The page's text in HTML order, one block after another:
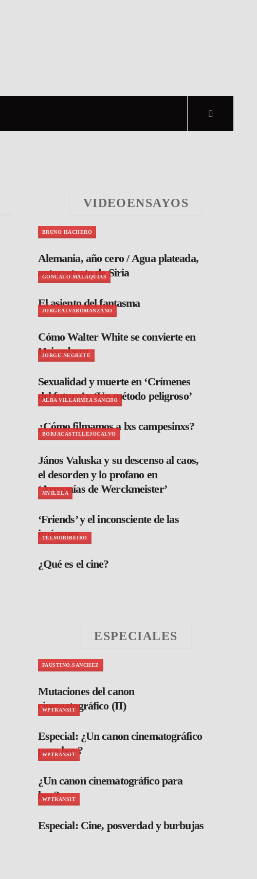
VIDEOENSAYOS
BRUNO HACHERO
Alemania, año cero / Agua plateada,
autorretrato de Siria
GONCALO MALAQUIAS
El asiento del fantasma
JORGEALVAROMANZANO
Cómo Walter White se convierte en
Heisenberg
JORGE NEGRETE
Sexualidad y muerte en ‘Crímenes
del futuro’ y ‘Un método peligroso’
ALBA VILLARMEA SANCHO
¿Cómo filmamos a lxs campesinxs?
BORJACASTILLEJOCALVO
János Valuska y su descenso al caos,
el desorden y lo profano en
‘Armonías de Werckmeister’
MVILELA
‘Friends’ y el inconsciente de las
imágenes
TELMORIBEIRO
¿Qué es el cine?
ESPECIALES
FAUSTINO.SANCHEZ
Mutaciones del canon
cinematográfico (II)
WPTRANSIT
Especial: ¿Un canon cinematográfico
para hoy?
WPTRANSIT
¿Un canon cinematográfico para
hoy?
WPTRANSIT
Especial: Cine, posverdad y burbujas